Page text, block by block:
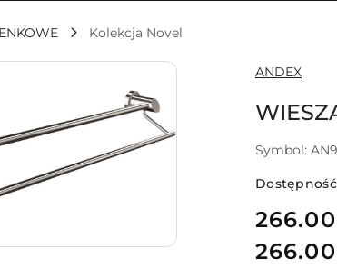
Kolekcja Novel
NAZWA
ANDEX
Symbol:
cena:
266.00
Cena:
266.00